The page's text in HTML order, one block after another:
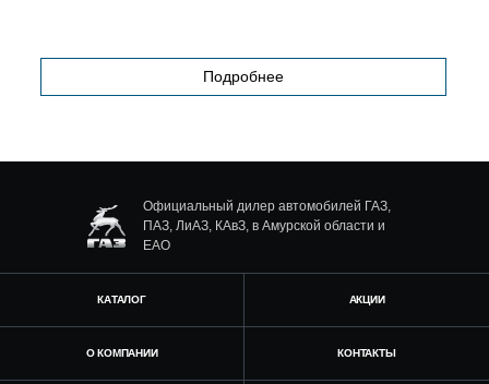
Подробнее
Официальный дилер автомобилей ГАЗ,
ПАЗ, ЛиАЗ, КАвЗ, в Амурской области и
ЕАО
КАТАЛОГ АКЦИИ
О КОМПАНИИ КОНТАКТЫ